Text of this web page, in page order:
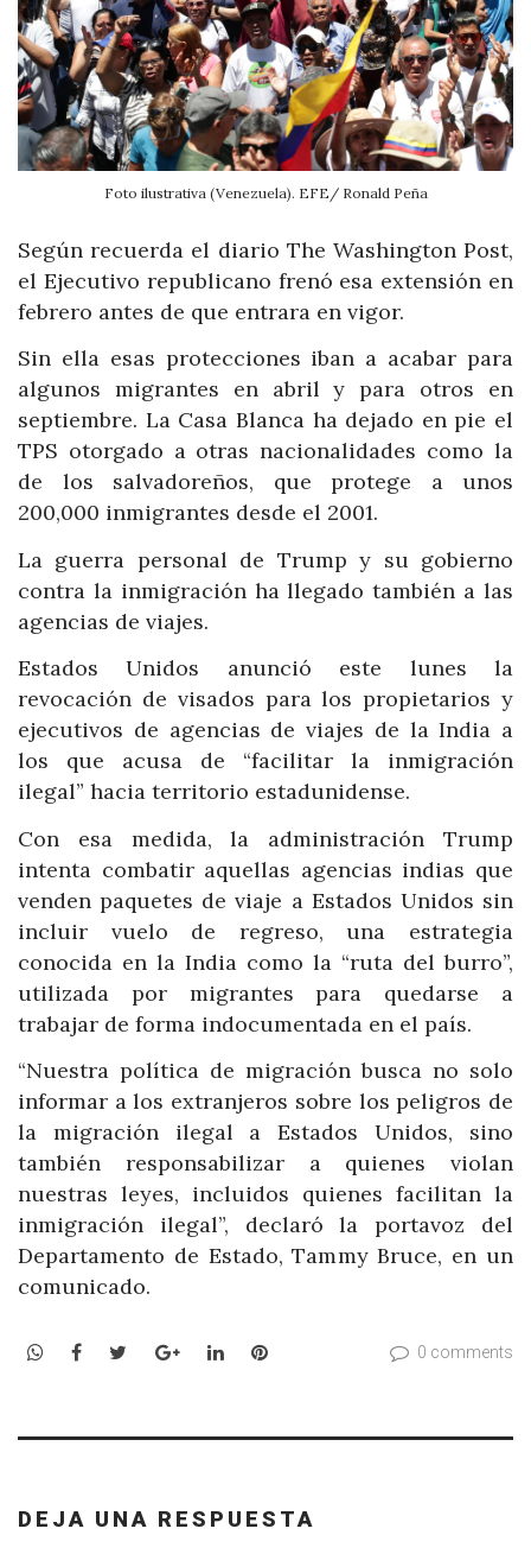
Foto ilustrativa (Venezuela). EFE/ Ronald Peña
Según recuerda el diario The Washington Post,
el Ejecutivo republicano frenó esa extensión en
febrero antes de que entrara en vigor.
Sin ella esas protecciones iban a acabar para
algunos migrantes en abril y para otros en
septiembre. La Casa Blanca ha dejado en pie el
TPS otorgado a otras nacionalidades como la
de los salvadoreños, que protege a unos
200,000 inmigrantes desde el 2001.
La guerra personal de Trump y su gobierno
contra la inmigración ha llegado también a las
agencias de viajes.
Estados Unidos anunció este lunes la
revocación de visados para los propietarios y
ejecutivos de agencias de viajes de la India a
los que acusa de “facilitar la inmigración
ilegal” hacia territorio estadunidense.
Con esa medida, la administración Trump
intenta combatir aquellas agencias indias que
venden paquetes de viaje a Estados Unidos sin
incluir vuelo de regreso, una estrategia
conocida en la India como la “ruta del burro”,
utilizada por migrantes para quedarse a
trabajar de forma indocumentada en el país.
“Nuestra política de migración busca no solo
informar a los extranjeros sobre los peligros de
la migración ilegal a Estados Unidos, sino
también responsabilizar a quienes violan
nuestras leyes, incluidos quienes facilitan la
inmigración ilegal”, declaró la portavoz del
Departamento de Estado, Tammy Bruce, en un
comunicado.
WhatsApp
Facebook
TwitterGoogle+LinkedInPinterest 0 comments
DEJA UNA RESPUESTA